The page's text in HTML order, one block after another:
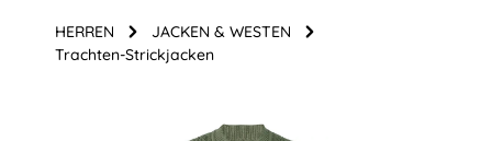
HERREN
JACKEN & WESTEN
Trachten-Strickjacken